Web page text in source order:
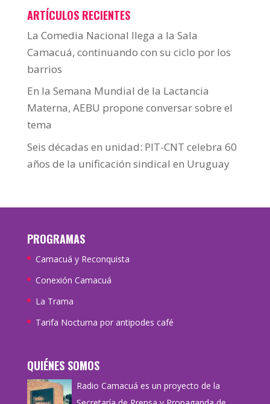
ARTÍCULOS RECIENTES
La Comedia Nacional llega a la Sala
Camacuá, continuando con su ciclo por los
barrios
En la Semana Mundial de la Lactancia
Materna, AEBU propone conversar sobre el
tema
Seis décadas en unidad: PIT-CNT celebra 60
años de la unificación sindical en Uruguay
PROGRAMAS
Camacuá y Reconquista
Conexión Camacuá
La Trama
Tarifa Nocturna por antipodes café
QUIÉNES SOMOS
Radio Camacuá es un proyecto de la